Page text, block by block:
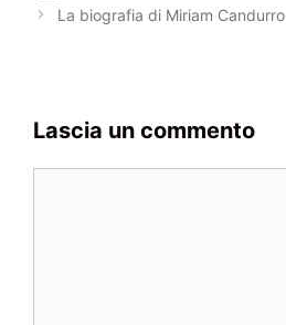
Navigazione
La biografia di Miriam Candurro
Lascia un commento